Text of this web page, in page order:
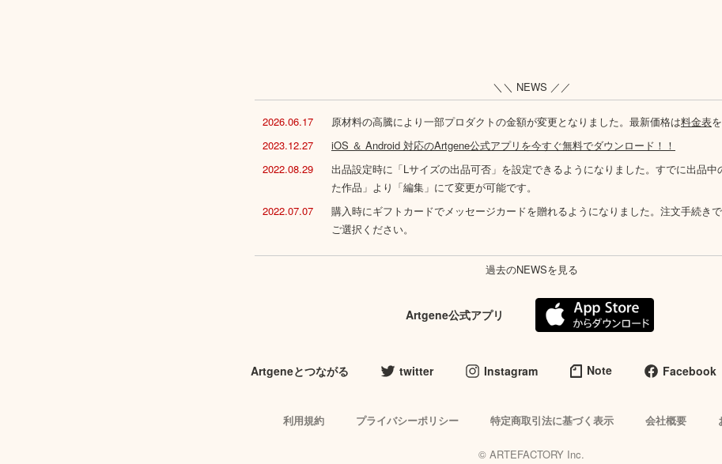
＼＼ NEWS ／／
2026.06.17 原材料の高騰により一部プロダクトの金額が変更となりました。最新価格は料金表
2023.12.27
iOS ＆ Android 対応のArtgene公式アプリを今すぐ無料でダウンロード！！
2022.08.29
出品設定時に「Lサイズの出品可否」を設定できるようになりました。すでに出品中
た作品」より「編集」にて変更が可能です。
2022.07.07
購入時にギフトカードでメッセージカードを贈れるようになりました。注文手続き
ご選択ください。
過去のNEWSを見る
Artgene公式アプリ
Artgeneとつながる twitter Instagram Note Facebook
利用規約 プライバシーポリシー 特定商取引法に基づく表示 会社概要
© ARTEFACTORY Inc.